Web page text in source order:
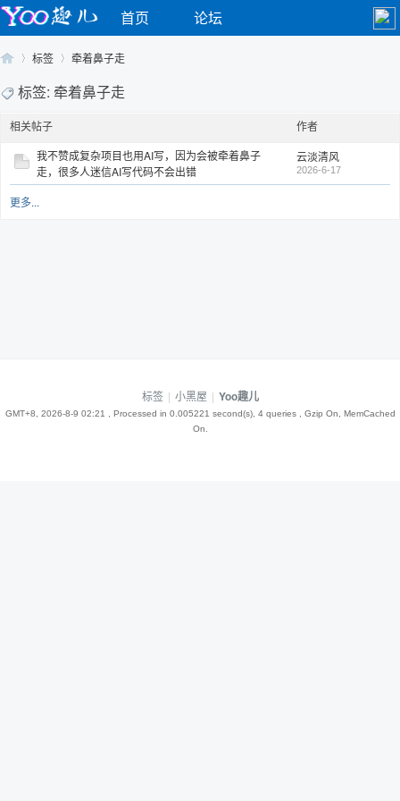
首页 论坛
Yo›
标签 牵着鼻子走
标签: 牵着鼻子走
相关帖子
作者
我不赞成复杂项目也用AI写，因为会被牵着鼻子
走，很多人迷信AI写代码不会出错
云淡清风
2026-6-17
更多...
标签 | 小黑屋 | Yoo趣儿
GMT+8, 2026-8-9 02:21
, Processed in 0.005221 second(s), 4 queries , Gzip On, MemCached
On.